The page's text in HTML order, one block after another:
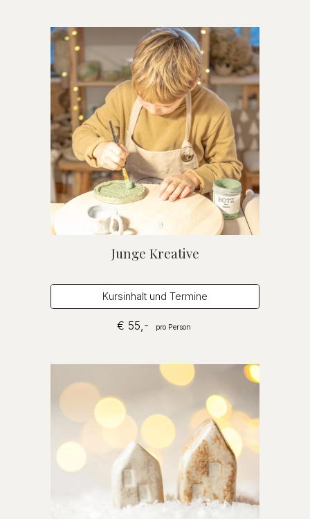
Junge Kreative
Kursinhalt und Termine
€ 55,- pro Person